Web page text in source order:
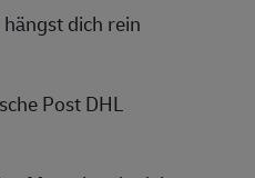
hängst dich rein
Post DHL